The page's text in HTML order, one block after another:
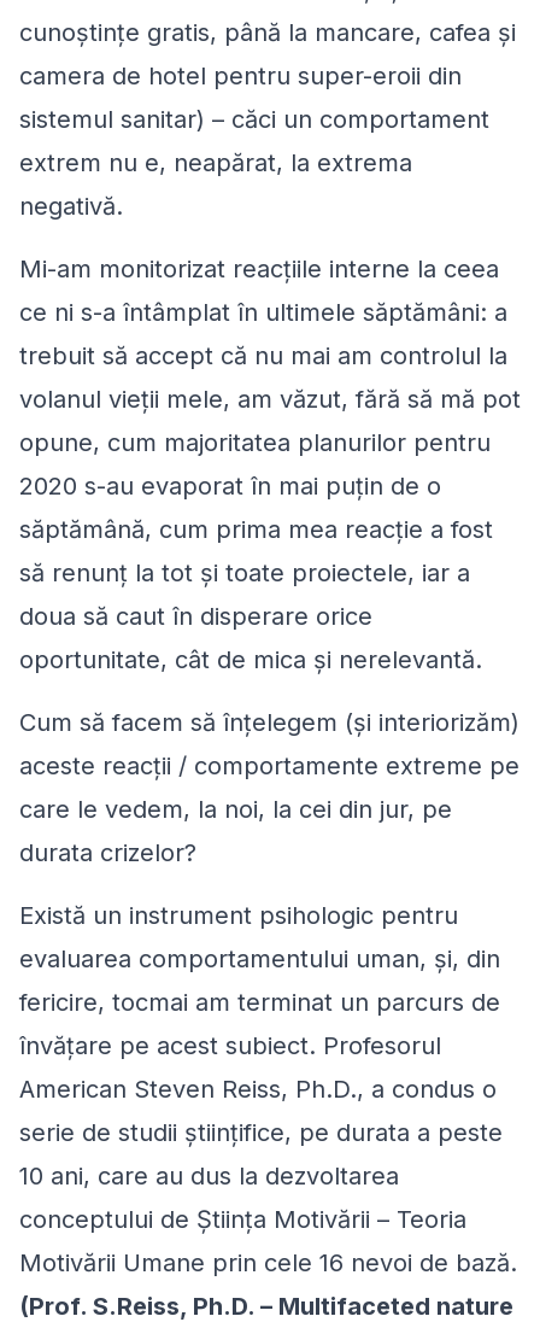
cunoștințe gratis, până la mancare, cafea și
camera de hotel pentru super-eroii din
sistemul sanitar) – căci un comportament
extrem nu e, neapărat, la extrema
negativă.
Mi-am monitorizat reacțiile interne la ceea
ce ni s-a întâmplat în ultimele săptămâni: a
trebuit să accept că nu mai am controlul la
volanul vieții mele, am văzut, fără să mă pot
opune, cum majoritatea planurilor pentru
2020 s-au evaporat în mai puțin de o
săptămână, cum prima mea reacție a fost
să renunț la tot și toate proiectele, iar a
doua să caut în disperare orice
oportunitate, cât de mica și nerelevantă.
Cum să facem să înțelegem (și interiorizăm)
aceste reacții / comportamente extreme pe
care le vedem, la noi, la cei din jur, pe
durata crizelor?
Există un instrument psihologic pentru
evaluarea comportamentului uman, și, din
fericire, tocmai am terminat un parcurs de
învățare pe acest subiect. Profesorul
American Steven Reiss, Ph.D., a condus o
serie de studii științifice, pe durata a peste
10 ani, care au dus la dezvoltarea
conceptului de Știința Motivării – Teoria
Motivării Umane prin cele 16 nevoi de bază.
(Prof. S.Reiss, Ph.D. – Multifaceted nature